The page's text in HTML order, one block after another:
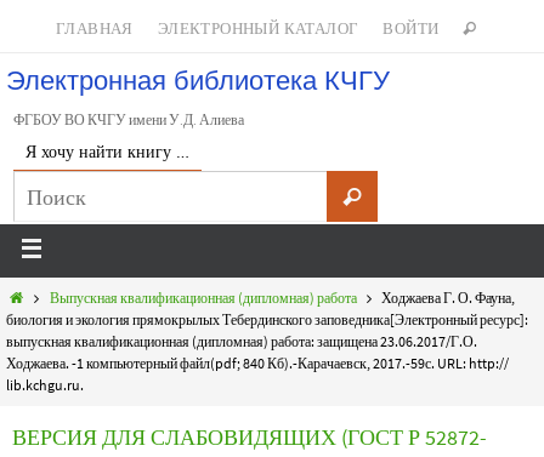
ГЛАВНАЯ ЭЛЕКТРОННЫЙ КАТАЛОГ ВОЙТИ
Электронная библиотека КЧГУ
ФГБОУ ВО КЧГУ имени У.Д. Алиева
Я хочу найти книгу …
Выпускная квалификационная (дипломная) работа
Ходжаева Г. О. Фауна,
биология и экология прямокрылых Тебердинского заповедника[Электронный ресурс]:
выпускная квалификационная (дипломная) работа: защищена 23.06.2017/Г.О.
Ходжаева. -1 компьютерный файл(pdf; 840 Кб).-Карачаевск, 2017.-59с. URL: http://
lib.kchgu.ru.
ВЕРСИЯ ДЛЯ СЛАБОВИДЯЩИХ (ГОСТ Р 52872-